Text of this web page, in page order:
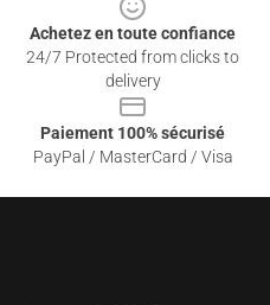
Achetez en toute confiance
24/7 Protected from clicks to
delivery
Paiement 100% sécurisé
PayPal / MasterCard / Visa